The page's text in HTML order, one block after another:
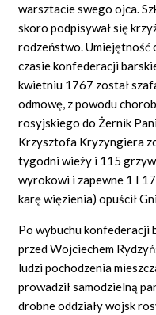
warsztacie swego ojca.
skoro podpisywał się
rodzeństwo. Umiejętność
czasie konfederacji
kwietniu 1767 został
odmowę, z powodu
rosyjskiego do Żernik
Krzysztofa Kryzyngiera
tygodni wieży i 115
wyrokowi i zapewne 1 I
karę więzienia) opuścił
Po wybuchu konfederacji
przed Wojciechem
ludzi pochodzenia
prowadził samodzielną
drobne oddziały wojsk